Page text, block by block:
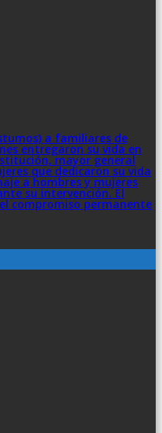
a familiares de
entregaron su vida en
mayor general
que dedicaron su vida
a hombres y mujeres
su intervención. El
compromiso permanente